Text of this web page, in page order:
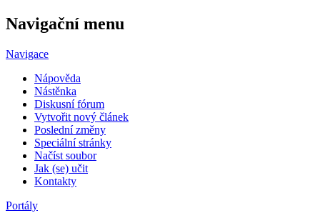
Navigační menu
Navigace
Nápověda
Nástěnka
Diskusní fórum
Vytvořit nový článek
Poslední změny
Speciální stránky
Načíst soubor
Jak (se) učit
Kontakty
Portály